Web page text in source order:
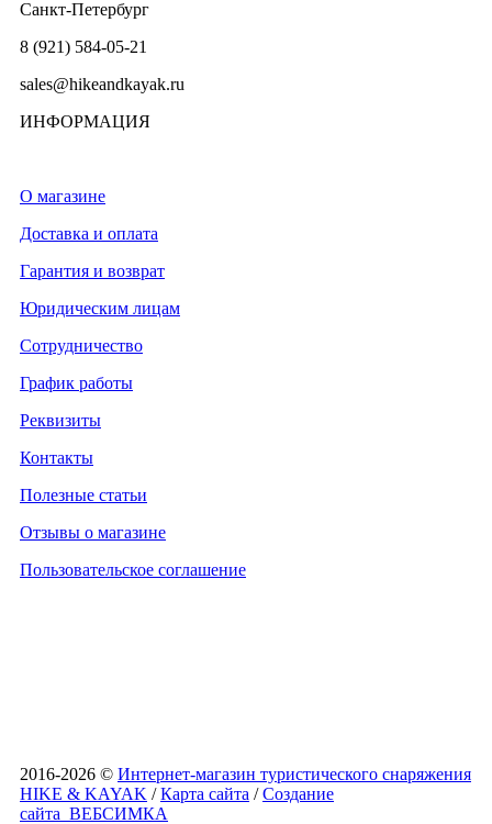
Санкт-Петербург
8 (921) 584-05-21
sales@hikeandkayak.ru
ИНФОРМАЦИЯ
О магазине
Доставка и оплата
Гарантия и возврат
Юридическим лицам
Сотрудничество
График работы
Реквизиты
Контакты
Полезные статьи
Отзывы о магазине
Пользовательское соглашение
2016-2026 © Интернет-магазин туристического снаряжения
HIKE & KAYAK /Карта сайта /Создание
сайта ВЕБСИМКА